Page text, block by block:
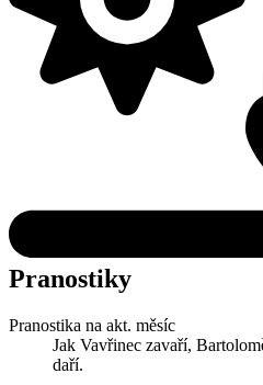
Pranostiky
Pranostika na akt. měsíc
Jak Vavřinec zavaří,
daří.